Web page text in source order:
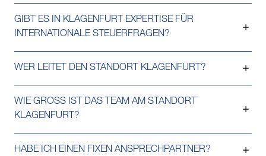
GIBT ES IN KLAGENFURT EXPERTISE FÜR
INTERNATIONALE STEUERFRAGEN?
WER LEITET DEN STANDORT KLAGENFURT?
WIE GROSS IST DAS TEAM AM STANDORT
KLAGENFURT?
HABE ICH EINEN FIXEN ANSPRECHPARTNER?